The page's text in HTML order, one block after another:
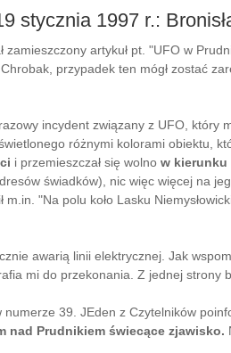
stycznia 1997 r.:
zamieszczony artykuł pt. "UFO w
przypadek ten mógł zostać
incydent związany z UFO, który
różnymi kolorami obiektu,
i przemieszczał się wolno w kierunku
świadków), nic więc więcej na
"Na polu koło Lasku
awarią linii elektrycznej. Jak
mi do przekonania. Z jednej strony
39. JEden z Czytelników
nad Prudnikiem świecące zjawisko.